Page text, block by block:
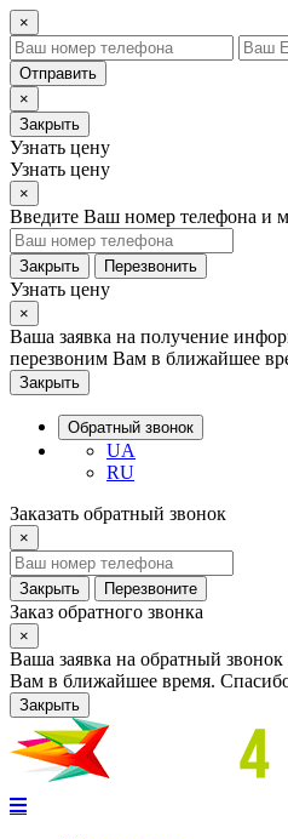
×
Отправить
×
Закрыть
Узнать цену
Узнать цену
×
Введите Ваш номер телефона и
Закрыть Перезвонить
Узнать цену
×
Ваша заявка на получение
перезвоним Вам в ближайшее
Закрыть
Обратный звонок
UA
RU
Заказать обратный звонок
×
Закрыть Перезвоните
Заказ обратного звонка
×
Ваша заявка на обратный
Вам в ближайшее время.
Закрыть